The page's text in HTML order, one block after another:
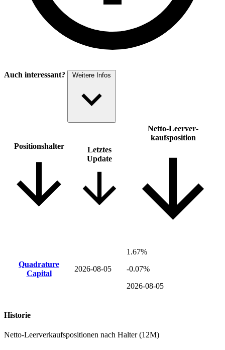
Auch interessant?
Positions­halter
Letztes
Update
Netto-Leer­ver­
kaufsposition
Quadrature
Capital
2026-08-05
1.67%
-0.07%
2026-08-05
Historie
Netto-Leerverkaufspositionen nach Halter (12M)